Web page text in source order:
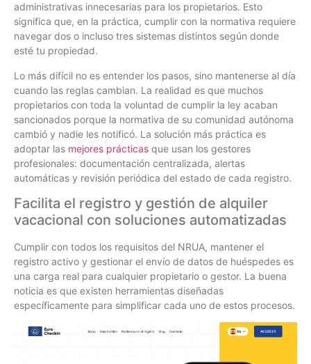
administrativas innecesarias para los propietarios. Esto
significa que, en la práctica, cumplir con la normativa requiere
navegar dos o incluso tres sistemas distintos según donde
esté tu propiedad.
Lo más difícil no es entender los pasos, sino mantenerse al día
cuando las reglas cambian. La realidad es que muchos
propietarios con toda la voluntad de cumplir la ley acaban
sancionados porque la normativa de su comunidad autónoma
cambió y nadie les notificó. La solución más práctica es
adoptar las mejores prácticas que usan los gestores
profesionales: documentación centralizada, alertas
automáticas y revisión periódica del estado de cada registro.
Facilita el registro y gestión de alquiler
vacacional con soluciones automatizadas
Cumplir con todos los requisitos del NRUA, mantener el
registro activo y gestionar el envío de datos de huéspedes es
una carga real para cualquier propietario o gestor. La buena
noticia es que existen herramientas diseñadas
específicamente para simplificar cada uno de estos procesos.